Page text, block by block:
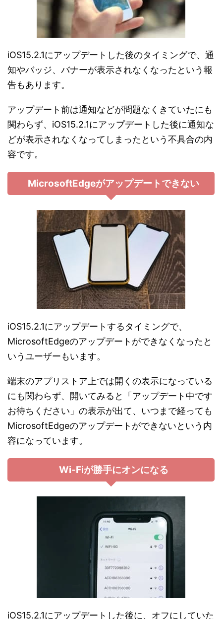
iOS15.2.1にアップデートした後のタイミングで、通
知やバッジ、バナーが表示されなくなったという報
告もあります。
アップデート前は通知などが問題なくきていたにも
関わらず、iOS15.2.1にアップデートした後に通知な
どが表示されなくなってしまったという不具合の内
容です。
MicrosoftEdgeがアップデートできない
iOS15.2.1にアップデートするタイミングで、
MicrosoftEdgeのアップデートができなくなったと
いうユーザーもいます。
端末のアプリストア上では開くの表示になっている
にも関わらず、開いてみると「アップデート中です
お待ちください」の表示が出て、いつまで経っても
MicrosoftEdgeのアップデートができないという内
容になっています。
Wi-Fiが勝手にオンになる
iOS15.2.1にアップデートした後に、オフにしていた